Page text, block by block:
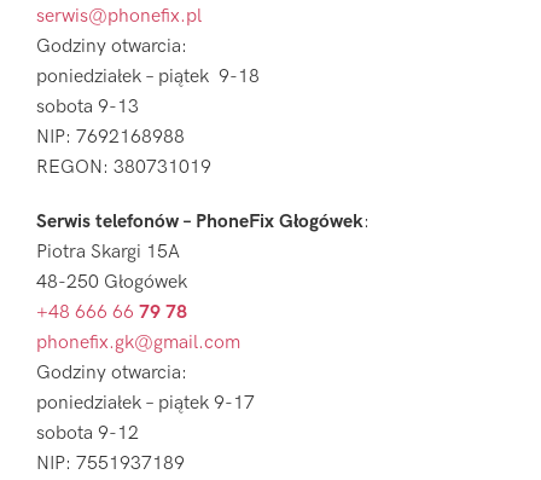
serwis@phonefix.pl
Godziny otwarcia:
poniedziałek – piątek 9-18
sobota 9-13
NIP: 7692168988
REGON: 380731019
Serwis telefonów – PhoneFix Głogówek:
Piotra Skargi 15A
48-250 Głogówek
+48 666 66 79 78
phonefix.gk@gmail.com
Godziny otwarcia:
poniedziałek – piątek 9-17
sobota 9-12
NIP: 7551937189